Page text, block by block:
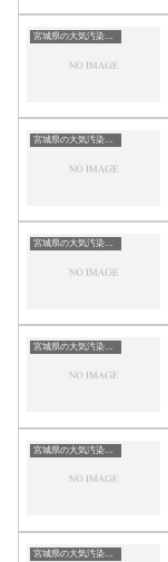
宮城県の大気汚染・PM2.5・黄砂・エアロゾルの数値
宮城県の大気汚染・PM2.5・黄砂・エアロゾルの数値
宮城県の大気汚染・PM2.5・黄砂・エアロゾルの数値
宮城県の大気汚染・PM2.5・黄砂・エアロゾルの数値
宮城県の大気汚染・PM2.5・黄砂・エアロゾルの数値
宮城県の大気汚染・PM2.5・黄砂・エアロゾルの数値